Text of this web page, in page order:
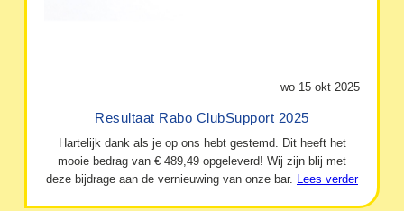
wo 15 okt 2025
Resultaat Rabo ClubSupport 2025
Hartelijk dank als je op ons hebt gestemd. Dit heeft het
mooie bedrag van € 489,49 opgeleverd! Wij zijn blij met
deze bijdrage aan de vernieuwing van onze bar. Lees verder